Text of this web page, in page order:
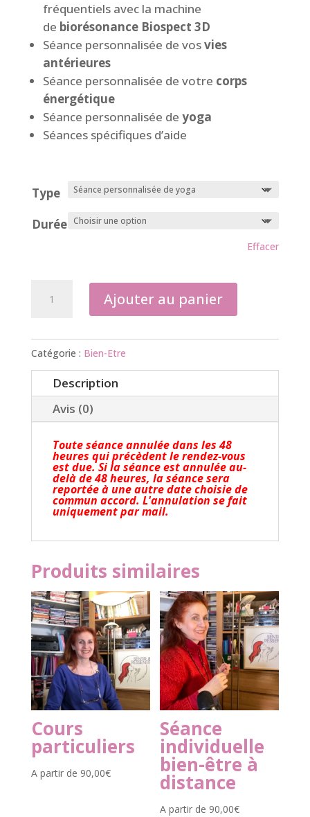
fréquentiels avec la machine
de biorésonance Biospect 3D
Séance personnalisée de vosvies
antérieures
Séance personnalisée de votre corps
énergétique
Séance personnalisée de yoga
Séances spécifiques d’aide
Type
Durée
Effacer
individuelle
en
présentiel
Ajouter au panier
Catégorie : Bien-Etre
Description
Avis (0)
Toute séance annulée dans les 48
heures qui précèdent le rendez-vous
est due. Si la séance est annulée au-
delà de 48 heures, la séance sera
reportée à une autre date choisie de
commun accord. L'annulation se fait
uniquement par mail.
Produits similaires
Cours
particuliers
A partir de 90,00€
Séance
individuelle
bien-être à
distance
A partir de 90,00€